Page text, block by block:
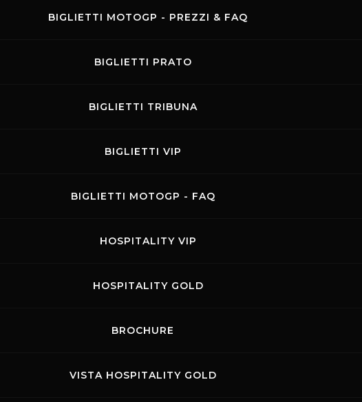
BIGLIETTI MOTOGP - PREZZI & FAQ
BIGLIETTI PRATO
BIGLIETTI TRIBUNA
BIGLIETTI VIP
BIGLIETTI MOTOGP - FAQ
HOSPITALITY VIP
HOSPITALITY GOLD
BROCHURE
VISTA HOSPITALITY GOLD
per gli eroi locali Mercatali Jr & Sr
dedicato alle quattro ruote
anche per i biglietti prato
250 gentleman driver e professionisti e oltre 10 nazionalità
5 volte vincitore della 24h di Le Mans
per la tribuna centrale
Peter Auto